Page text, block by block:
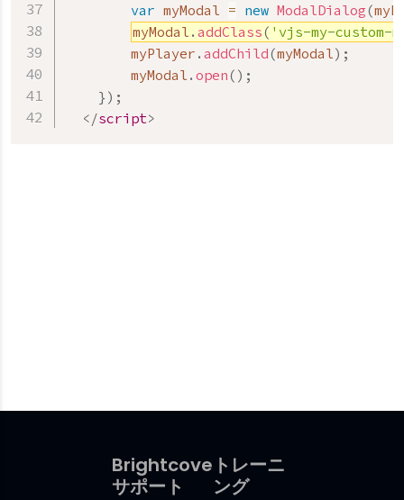
var myModal = new ModalDialog(
myModal . addClass( 'vjs-my-custom-
        myPlayer
. addChild(myModal) ;
        myModal
. open( ) ;
}) ;
</script>
Brightcove
サポート
トレーニ
ング